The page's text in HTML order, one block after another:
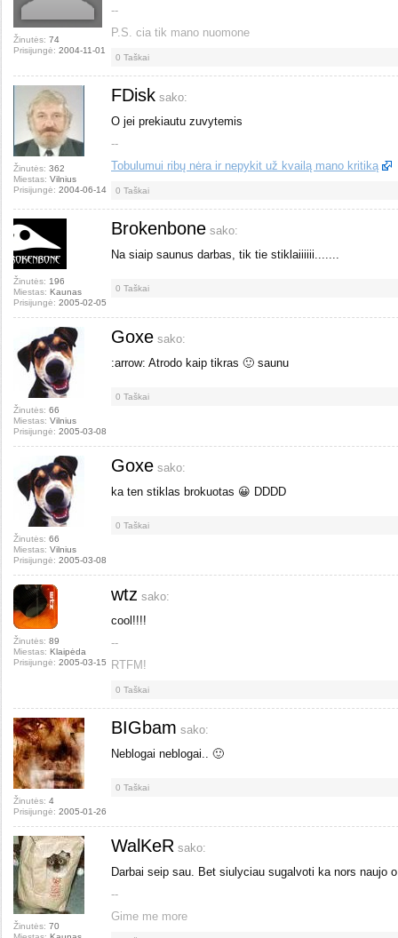
Žinutės: 74
Prisijungė: 2004-11-01
--
P.S. cia tik mano nuomone
0 Taškai
Žinutės: 362
Miestas: Vilnius
Prisijungė: 2004-06-14
FDisk sako:
O jei prekiautu zuvytemis
--
Tobulumui ribų nėra ir nepykit už kvailą mano kritiką
0 Taškai
Žinutės: 196
Miestas: Kaunas
Prisijungė: 2005-02-05
Brokenbone sako:
Na siaip saunus darbas, tik tie stiklaiiiiii.......
0 Taškai
Žinutės: 66
Miestas: Vilnius
Prisijungė: 2005-03-08
Goxe sako:
:arrow: Atrodo kaip tikras 🙂 saunu
0 Taškai
Žinutės: 66
Miestas: Vilnius
Prisijungė: 2005-03-08
Goxe sako:
ka ten stiklas brokuotas 😀 DDDD
0 Taškai
Žinutės: 89
Miestas: Klaipėda
Prisijungė: 2005-03-15
wtz sako:
cool!!!!
--
RTFM!
0 Taškai
Žinutės: 4
Prisijungė: 2005-01-26
BIGbam sako:
Neblogai neblogai.. 🙂
0 Taškai
Žinutės: 70
WalKeR sako:
Darbai seip sau. Bet siulyciau sugalvoti ka nors naujo
--
Gime me more